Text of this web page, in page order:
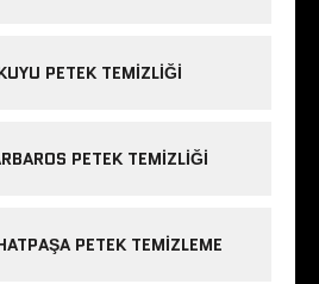
PETEK TEMIZLIĞI
PETEK TEMIZLIĞI
PETEK TEMIZLEME